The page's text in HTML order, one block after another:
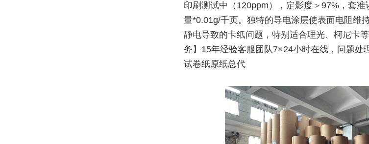
印刷测试中（120ppm），定影度＞97%，套
量*0.01g/千页。独特的导电涂层使表面电阻维
静电导致的卡纸问题，特别适合理光、柯尼卡
务】15年经验客服团队7×24小时在线，问题处
试卷纸原纸总代